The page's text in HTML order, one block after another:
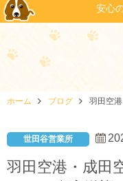
安心
ホーム ブログ 羽田空
世田谷営業所
羽田空港・成田